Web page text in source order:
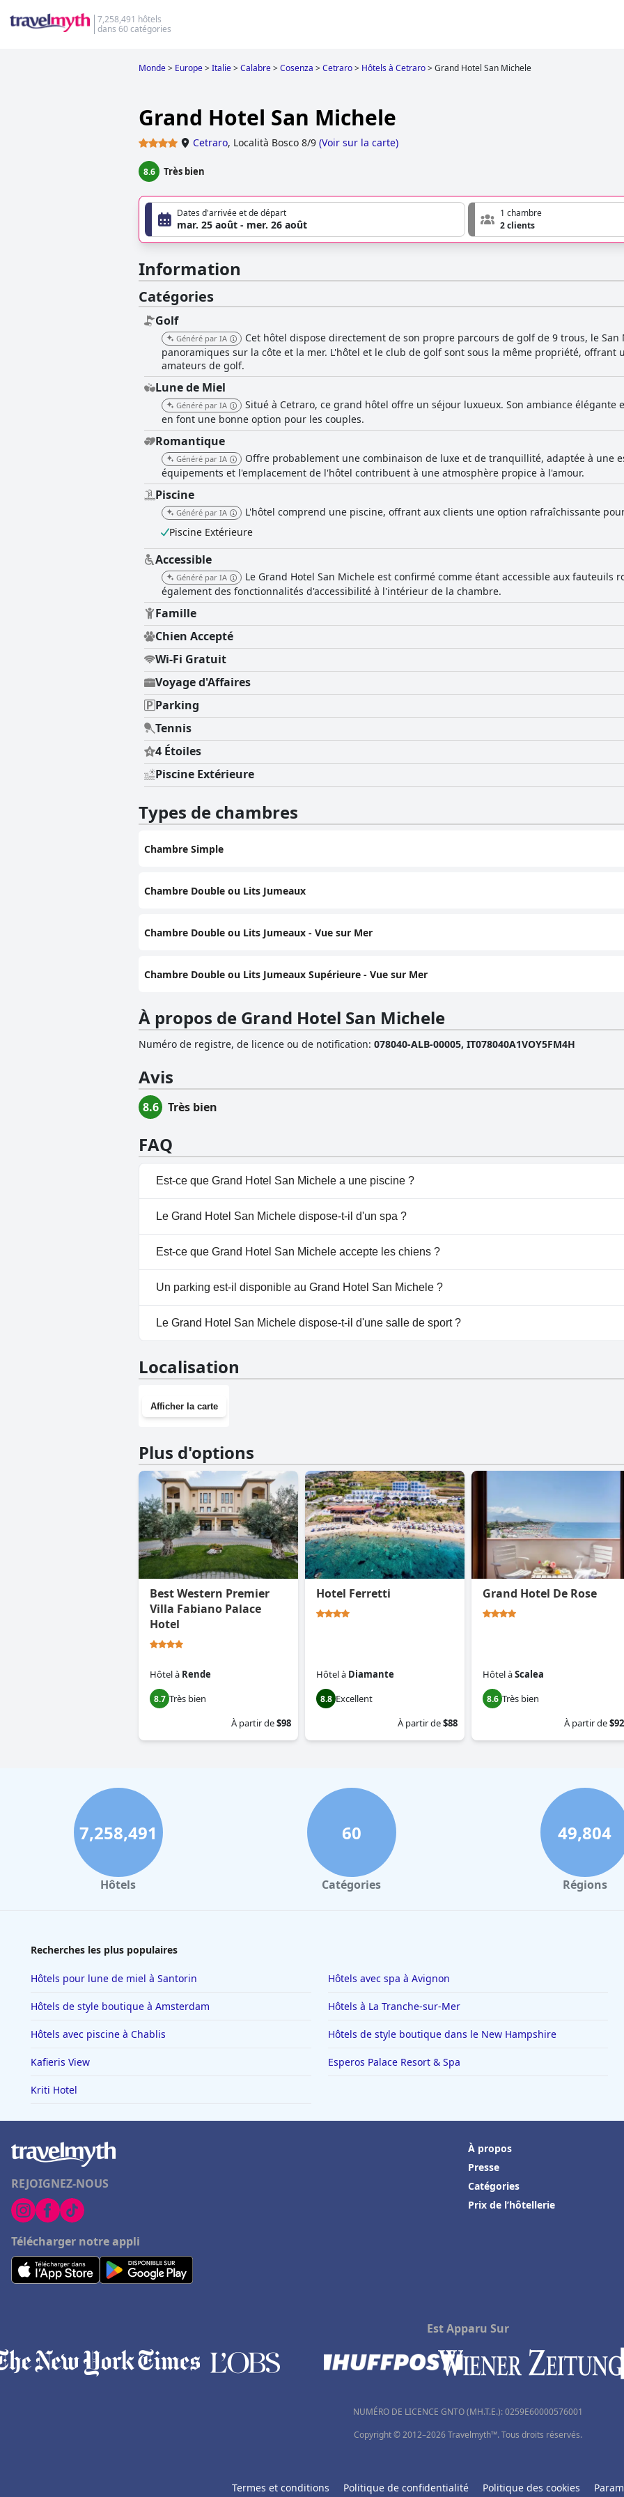
7,258,491 hôtels
dans 60 catégories
Monde> Europe>Italie>Calabre>Cosenza >Cetraro> Hôtels à Cetraro>Grand Hotel San Michele
Grand Hotel San Michele
Cetraro, Località Bosco 8/9 (Voir sur la carte)
8.6 Très bien
Dates d'arrivée et de départ
mar. 25 août - mer. 26 août
1 chambre
2 clients
Information
Catégories
Golf
Généré par IA
Cet hôtel dispose directement de son propre parcours de golf de 9 trous, le
panoramiques sur la côte et la mer. L'hôtel et le club de golf sont sous la même propriété, offrant
amateurs de golf.
Lune de Miel
Généré par IA
Situé à Cetraro, ce grand hôtel offre un séjour luxueux. Son ambiance élégante
en font une bonne option pour les couples.
Romantique
Généré par IA
Offre probablement une combinaison de luxe et de tranquillité, adaptée à une
équipements et l'emplacement de l'hôtel contribuent à une atmosphère propice à l'amour.
Piscine
Généré par IA
L'hôtel comprend une piscine, offrant aux clients une option rafraîchissante
Piscine Extérieure
Accessible
Généré par IA
Le Grand Hotel San Michele est confirmé comme étant accessible aux fauteuils
également des fonctionnalités d'accessibilité à l'intérieur de la chambre.
Famille
Chien Accepté
Wi-Fi Gratuit
Voyage d'Affaires
Parking
Tennis
4 Étoiles
Piscine Extérieure
Types de chambres
Chambre Simple
Chambre Double ou Lits Jumeaux
Chambre Double ou Lits Jumeaux - Vue sur Mer
Chambre Double ou Lits Jumeaux Supérieure - Vue sur Mer
À propos de Grand Hotel San Michele
Numéro de registre, de licence ou de notification: 078040-ALB-00005, IT078040A1VOY5FM4H
Avis
8.6 Très bien
FAQ
Est-ce que Grand Hotel San Michele a une piscine ?
Oui, Grand Hotel San Michele dispose de piscine(s) appartenant à une ou plusieurs des
Le Grand Hotel San Michele dispose-t-il d'un spa ?
Non, il n'y a pas de spa à Grand Hotel San Michele.
Est-ce que Grand Hotel San Michele accepte les chiens ?
Oui, Grand Hotel San Michele accueille les chiens.
Un parking est-il disponible au Grand Hotel San Michele ?
Oui, un parking est disponible à Grand Hotel San Michele.
Le Grand Hotel San Michele dispose-t-il d'une salle de sport ?
Localisation
Afficher la carte
Plus d'options
Best Western Premier
Villa Fabiano Palace
Hotel
Hôtelà Rende
8.7 Très bien
À partir de$98
Hotel Ferretti
Hôtelà Diamante
8.8 Excellent
À partir de$88
Grand Hotel De Rose
HôtelàScalea
8.6 Très bien
À partir de$92
7,258,491
Hôtels
60
Catégories
49,804
Régions
Recherches les plus populaires
Hôtels pour lune de miel à Santorin Hôtels avec spa à Avignon
Hôtels de style boutique à Amsterdam Hôtels à La Tranche-sur-Mer
Hôtels avec piscine à Chablis Hôtels de style boutique dans le New Hampshire
Kafieris View Esperos Palace Resort & Spa
Kriti Hotel
REJOIGNEZ-NOUS
Télécharger notre appli
À propos
Presse
Catégories
Prix de l’hôtellerie
Est Apparu Sur
NUMÉRO DE LICENCE GNTO (MH.T.E.): 0259Ε60000576001
Copyright © 2012–2026 Travelmyth™. Tous droits réservés.
Termes et conditions Politique de confidentialité Politique des cookies